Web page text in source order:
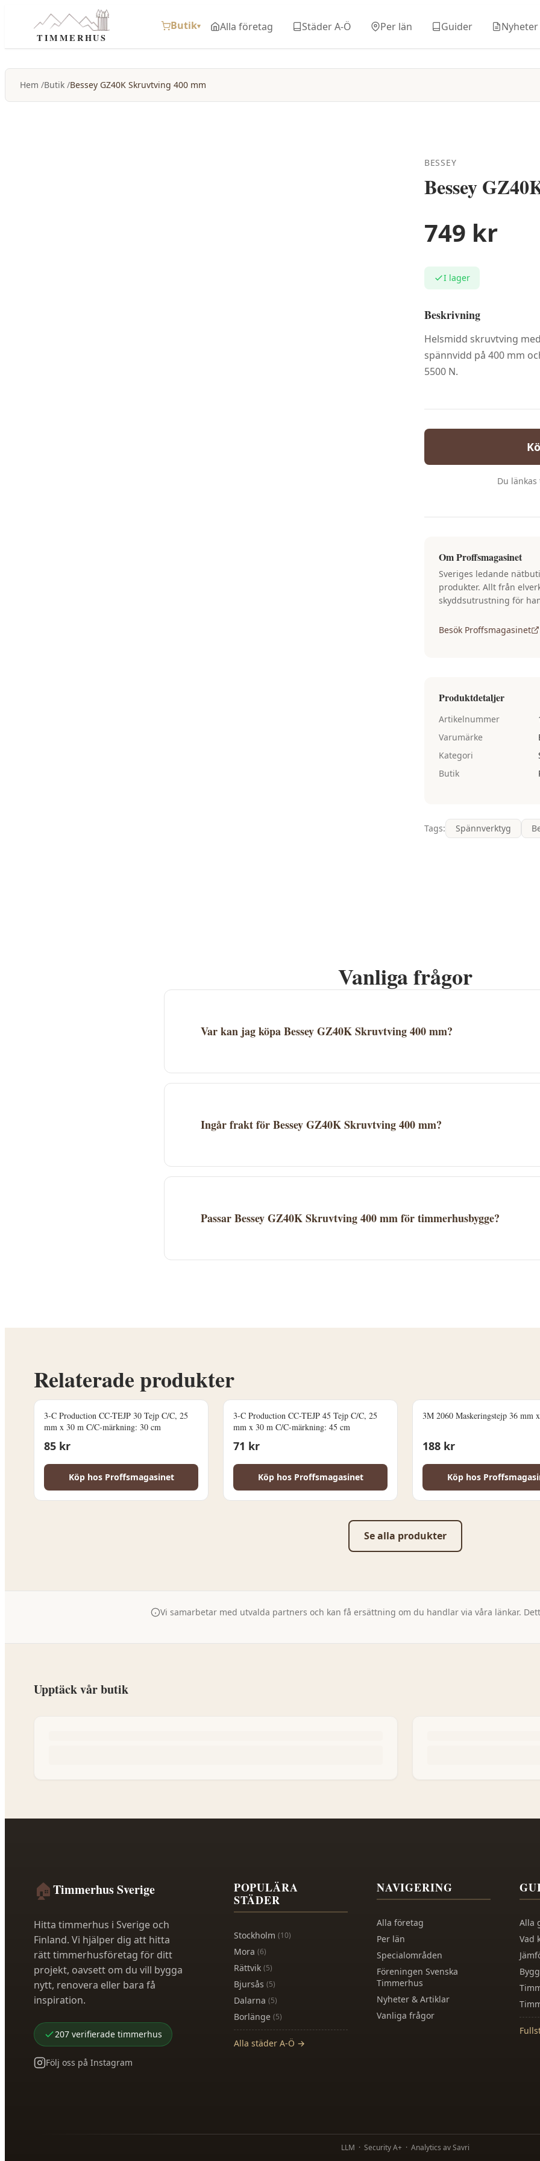
TIMMERHUS
Butik▾ Alla företag Städer A-Ö Per län Guider Nyheter
Hem Butik Bessey GZ40K Skruvtving 400 mm
BESSEY
Bessey
749 kr
I lager
Beskrivning
Helsmidd skruvtving
spännvidd på 400 mm
5500 N.
Du länkas
OmProffsmagasinet
Sveriges ledande
produkter. Allt från
skyddsutrustning för
Besök Proffsmagasinet
Produktdetaljer
Artikelnummer
Varumärke
Kategori
Butik
Tags: Spännverktyg
Vanliga frågor
Var kan jag köpa Bessey GZ40K Skruvtving 400 mm?
butiken och genomföra köpet. Aktuellt pris och lagerstatus ser du hos
Ingår frakt för Bessey GZ40K Skruvtving 400 mm?
webbplats. Många leverantörer erbjuder fri frakt över ett visst belopp.
Passar Bessey GZ40K Skruvtving 400 mm för timmerhusbygge?
Relaterade produkter
3-C Production CC-TEJP 30 Tejp C/C, 25
mm x 30 m C/C-märkning: 30 cm
85 kr
Köp hos Proffsmagasinet
3-C Production CC-TEJP 45 Tejp C/C, 25
mm x 30 m C/C-märkning: 45 cm
71 kr
Köp hos Proffsmagasinet
3M 2060 Maskeringstejp 36 mm
188 kr
Köp hos
Se alla produkter
Vi samarbetar med utvalda partners och kan få ersättning om du handlar via våra länkar.
Upptäck vår butik
🏠Timmerhus Sverige
Hitta timmerhus i Sverige och
Finland. Vi hjälper dig att hitta
rätt timmerhusföretag för ditt
projekt, oavsett om du vill bygga
nytt, renovera eller bara få
inspiration.
207 verifierade timmerhus
Följ oss på Instagram
POPULÄRA
STÄDER
Stockholm (10)
Mora (6)
Rättvik (5)
Bjursås (5)
Dalarna (5)
Borlänge (5)
Alla städer A-Ö →
NAVIGERING
Alla företag
Per län
Specialområden
Föreningen Svenska
Timmerhus
Nyheter & Artiklar
Vanliga frågor
Alla
Vad
LLM · Security A+ · Analytics av Savri